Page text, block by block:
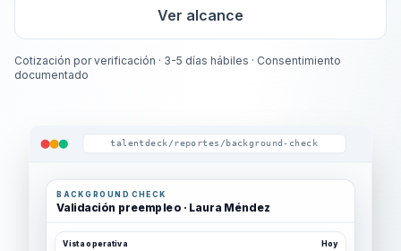
Ver alcance
Cotización por verificación · 3-5 días hábiles · Consentimiento
documentado
talentdeck/reportes/background-check
BACKGROUND CHECK
Validación preempleo · Laura Méndez
Vista operativa Hoy